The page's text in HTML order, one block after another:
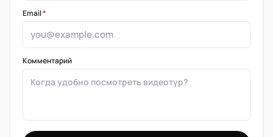
Email*
Комментарий